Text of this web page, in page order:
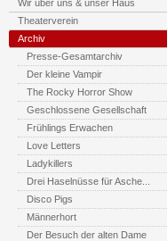
Wir über uns & unser Haus
Theaterverein
Archiv
Presse-Gesamtarchiv
Der kleine Vampir
The Rocky Horror Show
Geschlossene Gesellschaft
Frühlings Erwachen
Love Letters
Ladykillers
Drei Haselnüsse für Asche...
Disco Pigs
Männerhort
Der Besuch der alten Dame